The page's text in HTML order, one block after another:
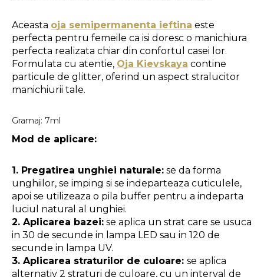
Aceasta oja semipermanenta ieftina este
perfecta pentru femeile ca isi doresc o manichiura
perfecta realizata chiar din confortul casei lor.
Formulata cu atentie, Oja Kievskaya contine
particule de glitter, oferind un aspect stralucitor
manichiurii tale.
Gramaj: 7ml
Mod de aplicare:
1. Pregatirea unghiei naturale: se da forma
unghiilor, se imping si se indeparteaza cuticulele,
apoi se utilizeaza o pila buffer pentru a indeparta
luciul natural al unghiei.
2. Aplicarea bazei: se aplica un strat care se usuca
in 30 de secunde in lampa LED sau in 120 de
secunde in lampa UV.
3. Aplicarea straturilor de culoare: se aplica
alternativ 2 straturi de culoare, cu un interval de